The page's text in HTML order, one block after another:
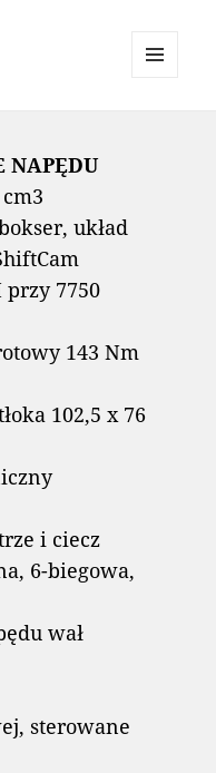
NAPĘDU
układ
przy 7750
143 Nm
102,5 x 76
i ciecz
6-biegowa,
wał
sterowane